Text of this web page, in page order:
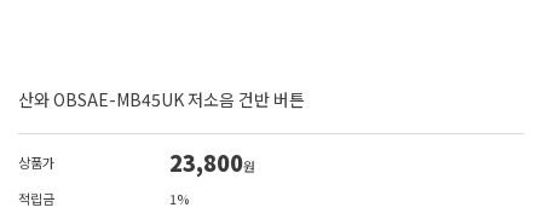
산와 OBSAE-MB45UK 저소음 건반 버튼
상품가 23,800원
적립금
1%